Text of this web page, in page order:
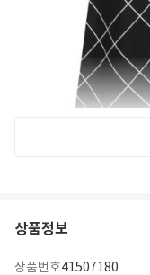
상품정보
상품번호41507180